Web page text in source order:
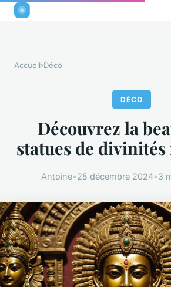
Accueil›Déco
DÉCO
Découvrez la
statues de
Antoine•25 décembre 2024•3